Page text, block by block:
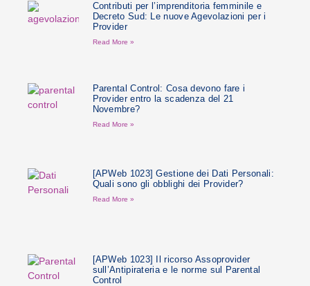
Contributi per l’imprenditoria femminile e
Decreto Sud: Le nuove Agevolazioni per i
Provider
Read More »
Parental Control: Cosa devono fare i
Provider entro la scadenza del 21
Novembre?
Read More »
[APWeb 1023] Gestione dei Dati Personali:
Quali sono gli obblighi dei Provider?
Read More »
[APWeb 1023] Il ricorso Assoprovider
sull’Antipirateria e le norme sul Parental
Control